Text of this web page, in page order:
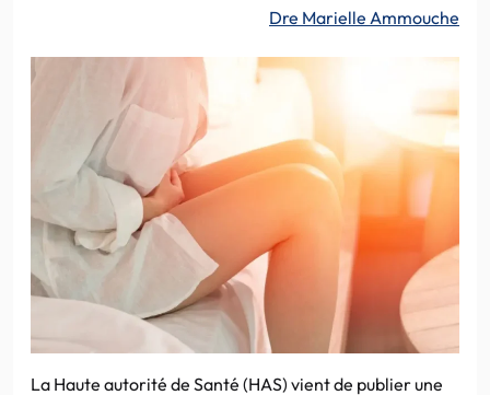
Dre Marielle Ammouche
La Haute autorité de Santé (HAS) vient de publier une